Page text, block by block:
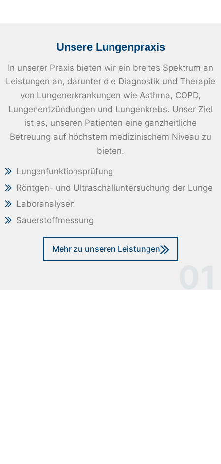
Unsere Lungenpraxis
In unserer Praxis bieten wir ein breites Spektrum an
Leistungen an, darunter die Diagnostik und Therapie
von Lungenerkrankungen wie Asthma, COPD,
Lungenentzündungen und Lungenkrebs. Unser Ziel
ist es, unseren Patienten eine ganzheitliche
Betreuung auf höchstem medizinischem Niveau zu
bieten.
Lungenfunktionsprüfung
Röntgen- und Ultraschalluntersuchung der Lunge
Laboranalysen
Sauerstoffmessung
Mehr zu unseren Leistungen